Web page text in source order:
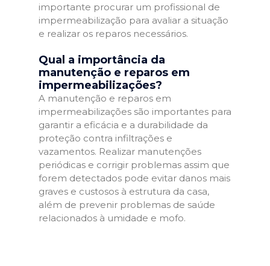
importante procurar um profissional de
impermeabilização para avaliar a situação
e realizar os reparos necessários.
Qual a importância da
manutenção e reparos em
impermeabilizações?
A manutenção e reparos em
impermeabilizações são importantes para
garantir a eficácia e a durabilidade da
proteção contra infiltrações e
vazamentos. Realizar manutenções
periódicas e corrigir problemas assim que
forem detectados pode evitar danos mais
graves e custosos à estrutura da casa,
além de prevenir problemas de saúde
relacionados à umidade e mofo.